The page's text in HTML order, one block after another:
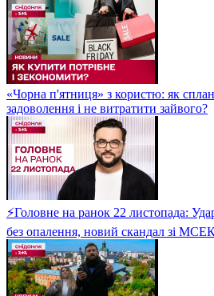
«Чорна п'ятниця» з користю: як
задоволення і не витратити зайвого?
⚡Головне на ранок 22 листопада:
без опалення, новий скандал зі